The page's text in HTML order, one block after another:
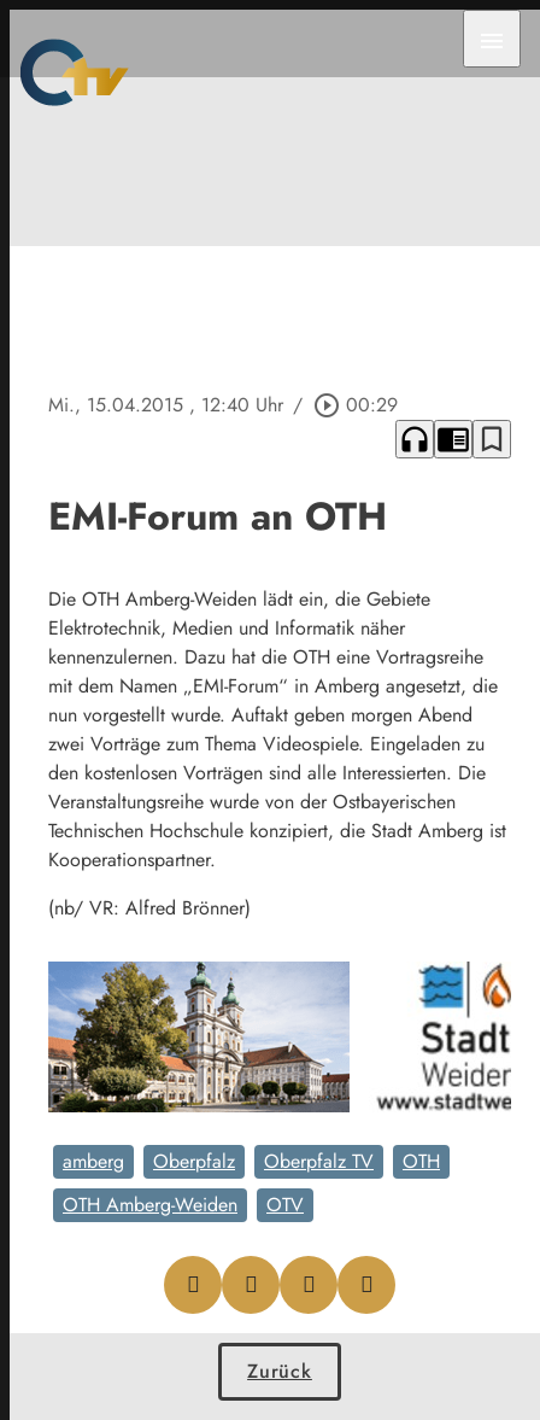
Mi., 15.04.2015 , 12:40 Uhr / play_circle_outline 00:29
headphones chrome_reader_mode bookmark_border
EMI-Forum an OTH
Die OTH Amberg-Weiden lädt ein, die Gebiete
Elektrotechnik, Medien und Informatik näher
kennenzulernen. Dazu hat die OTH eine Vortragsreihe
mit dem Namen „EMI-Forum“ in Amberg angesetzt, die
nun vorgestellt wurde. Auftakt geben morgen Abend
zwei Vorträge zum Thema Videospiele. Eingeladen zu
den kostenlosen Vorträgen sind alle Interessierten. Die
Veranstaltungsreihe wurde von der Ostbayerischen
Technischen Hochschule konzipiert, die Stadt Amberg ist
Kooperationspartner.
(nb/ VR: Alfred Brönner)
amberg Oberpfalz Oberpfalz TV
OTH
OTH Amberg-Weiden
OTV
Zurück